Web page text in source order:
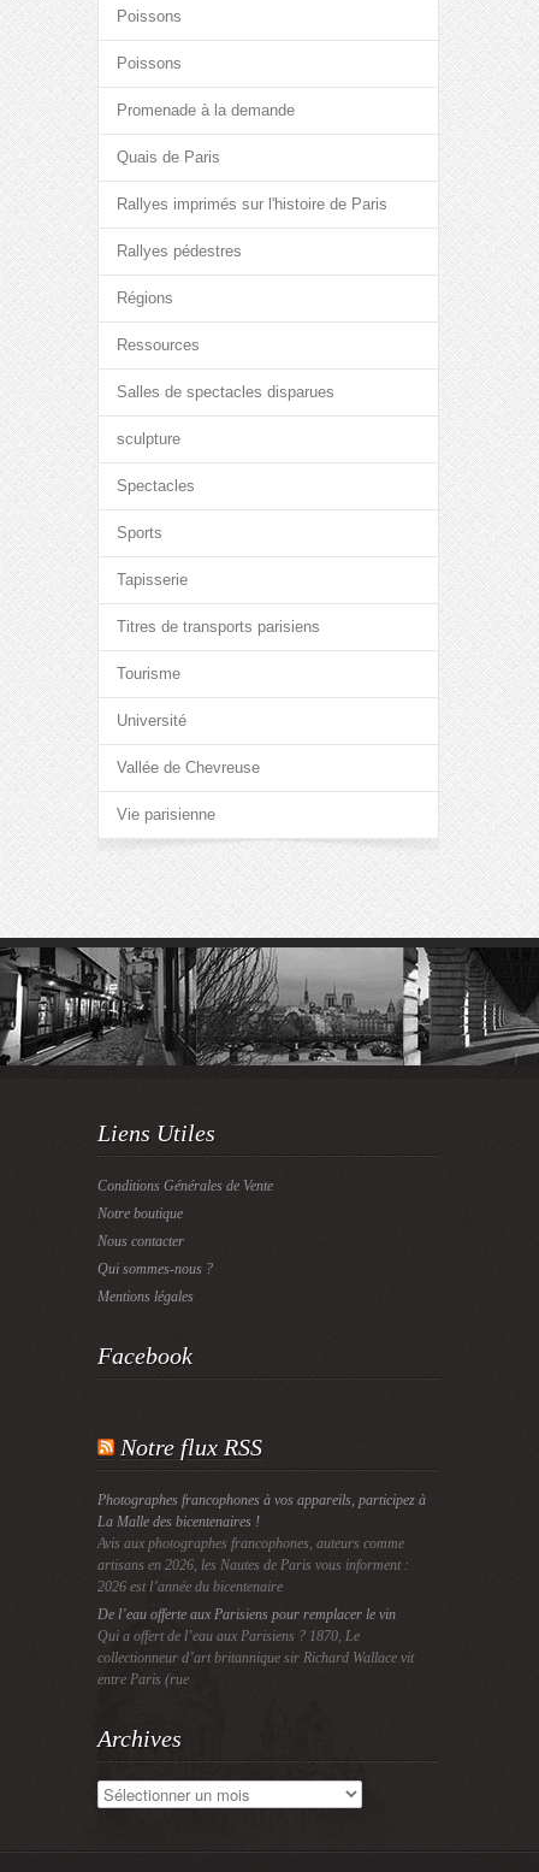
Poissons
Poissons
Promenade à la demande
Quais de Paris
Rallyes imprimés sur l'histoire de Paris
Rallyes pédestres
Régions
Ressources
Salles de spectacles disparues
sculpture
Spectacles
Sports
Tapisserie
Titres de transports parisiens
Tourisme
Université
Vallée de Chevreuse
Vie parisienne
Liens Utiles
Conditions Générales de Vente
Notre boutique
Nous contacter
Qui sommes-nous ?
Mentions légales
Facebook
Notre flux RSS
Photographes francophones à vos appareils, participez à
La Malle des bicentenaires !
Avis aux photographes francophones, auteurs comme
artisans en 2026, les Nautes de Paris vous informent :
2026 est l’année du bicentenaire
De l’eau offerte aux Parisiens pour remplacer le vin
Qui a offert de l’eau aux Parisiens ? 1870, Le
collectionneur d’art britannique sir Richard Wallace vit
entre Paris (rue
Archives
Archives